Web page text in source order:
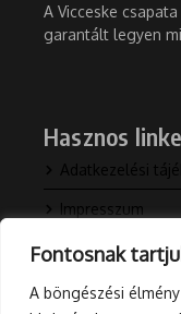
Fontosnak
A böngészési
A Vicceske
garantált legyen
Hasznos
Adatkezelési
Impresszum
Kapcsolat
Rólunk